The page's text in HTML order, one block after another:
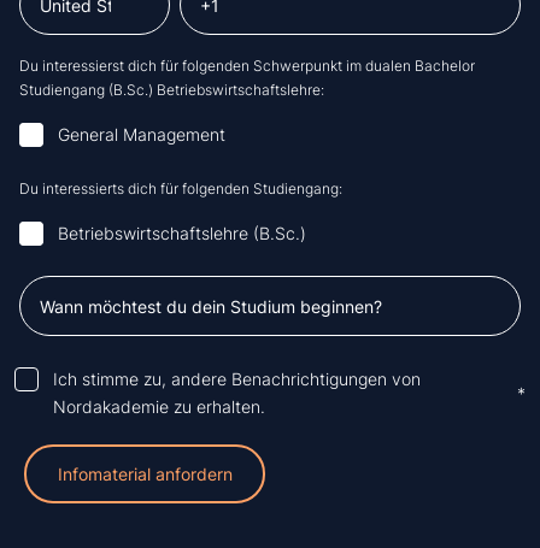
Du interessierst dich für folgenden Schwerpunkt im dualen Bachelor
Studiengang (B.Sc.) Betriebswirtschaftslehre:
General Management
Du interessierts dich für folgenden Studiengang:
Betriebswirtschaftslehre (B.Sc.)
Ich stimme zu, andere Benachrichtigungen von
Nordakademie zu erhalten.
*